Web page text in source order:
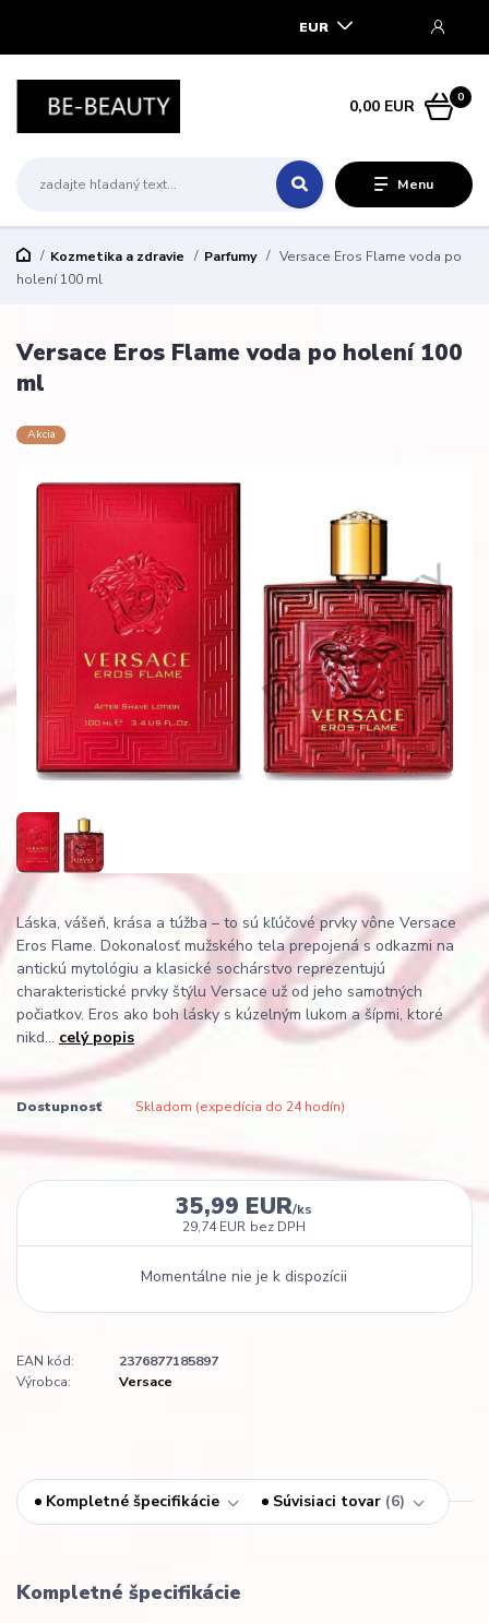
Menu
EUR
0
0,00 EUR
Kozmetika a zdravie Parfumy
Versace Eros Flame voda po
holení 100 ml
Versace Eros Flame voda po holení 100
ml
Akcia
Láska, vášeň, krása a túžba – to sú kľúčové prvky vône Versace
Eros Flame. Dokonalosť mužského tela prepojená s odkazmi na
antickú mytológiu a klasické sochárstvo reprezentujú
charakteristické prvky štýlu Versace už od jeho samotných
počiatkov. Eros ako boh lásky s kúzelným lukom a šípmi, ktoré
nikd... celý popis
Dostupnosť Skladom (expedícia do 24 hodín)
35,99 EUR/ks
29,74 EUR bez DPH
Momentálne nie je k dispozícii
EAN kód:
2376877185897
Výrobca:
Versace
Kompletné špecifikácie Súvisiaci tovar 6
Kompletné špecifikácie